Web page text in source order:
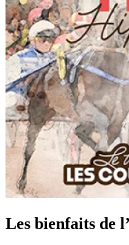
Les bienfaits de